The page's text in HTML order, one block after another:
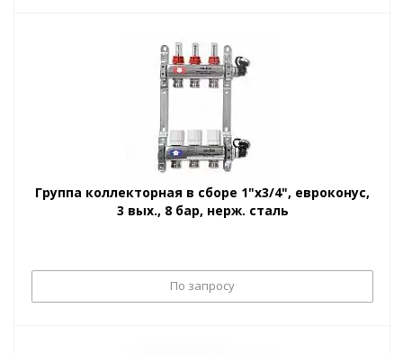
Группа коллекторная в сборе 1"x3/4", евроконус,
3 вых., 8 бар, нерж. сталь
По запросу